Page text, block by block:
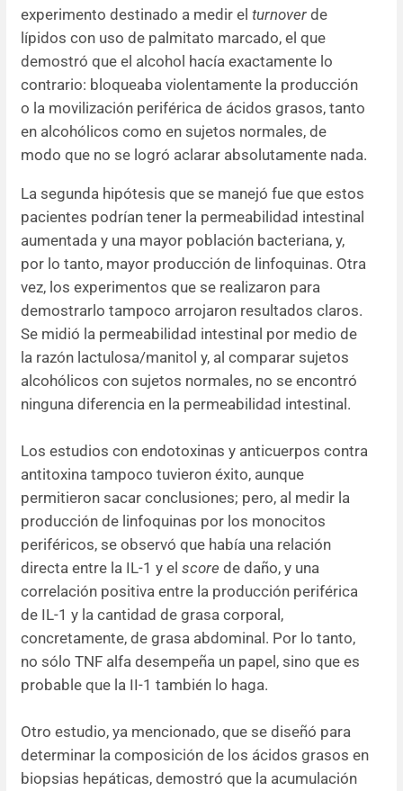
experimento destinado a medir el turnover de
lípidos con uso de palmitato marcado, el que
demostró que el alcohol hacía exactamente lo
contrario: bloqueaba violentamente la producción
o la movilización periférica de ácidos grasos, tanto
en alcohólicos como en sujetos normales, de
modo que no se logró aclarar absolutamente nada.
La segunda hipótesis que se manejó fue que estos
pacientes podrían tener la permeabilidad intestinal
aumentada y una mayor población bacteriana, y,
por lo tanto, mayor producción de linfoquinas. Otra
vez, los experimentos que se realizaron para
demostrarlo tampoco arrojaron resultados claros.
Se midió la permeabilidad intestinal por medio de
la razón lactulosa/manitol y, al comparar sujetos
alcohólicos con sujetos normales, no se encontró
ninguna diferencia en la permeabilidad intestinal.
Los estudios con endotoxinas y anticuerpos contra
antitoxina tampoco tuvieron éxito, aunque
permitieron sacar conclusiones; pero, al medir la
producción de linfoquinas por los monocitos
periféricos, se observó que había una relación
directa entre la IL-1 y el score de daño, y una
correlación positiva entre la producción periférica
de IL-1 y la cantidad de grasa corporal,
concretamente, de grasa abdominal. Por lo tanto,
no sólo TNF alfa desempeña un papel, sino que es
probable que la II-1 también lo haga.
Otro estudio, ya mencionado, que se diseñó para
determinar la composición de los ácidos grasos en
biopsias hepáticas, demostró que la acumulación